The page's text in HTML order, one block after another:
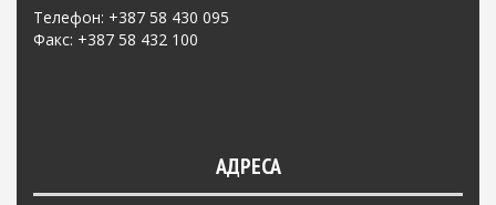
Телефон: +387 58 430 095
Факс: +387 58 432 100
АДРЕСА